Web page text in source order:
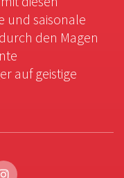
und saisonale
den Magen
auf geistige